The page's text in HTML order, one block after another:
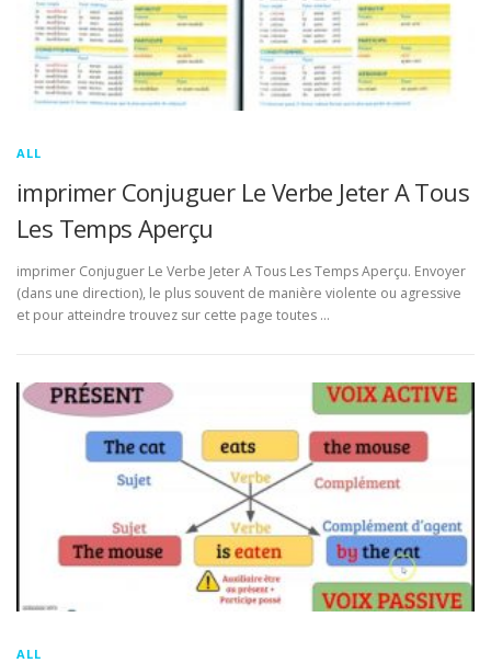
ALL
imprimer Conjuguer Le Verbe Jeter A Tous
Les Temps Aperçu
imprimer Conjuguer Le Verbe Jeter A Tous Les Temps Aperçu. Envoyer
(dans une direction), le plus souvent de manière violente ou agressive
et pour atteindre trouvez sur cette page toutes …
ALL